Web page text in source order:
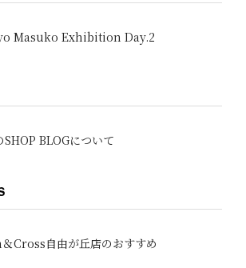
Masuko Exhibition Day.2
SHOP BLOGについて
Cross自由が丘店のおすすめ